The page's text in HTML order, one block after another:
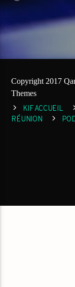
Copyright 2017
Themes
KIF ACCUEIL
RÉUNION